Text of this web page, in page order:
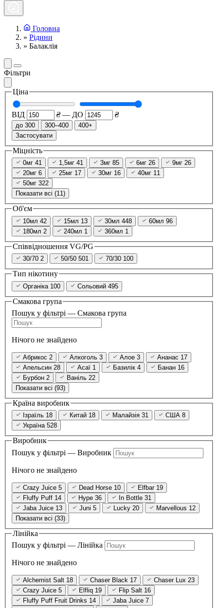
Головна
» Рідини
» Балаклія
Фільтри
Ціна
ВІД ₴ — ДО ₴
до 300 300–400
400+
Застосувати
Міцність
0мг 41 1,5мг 41 3мг 85 6мг 26 9мг 26
20мг 6 25мг 17 30мг 16 40мг 11
50мг 322
Показати всі (11)
Об'єм
10мл 42 15мл 13 30мл 448 60мл 96
180мл 2 240мл 1 360мл 1
Співвідношення VG/PG
30/70 2 50/50 501 70/30 100
Тип нікотину
Органіка 100 Сольовий 495
Смакова група
Пошук у фільтрі — Смакова група
Нічого не знайдено
Абрикос 2 Алкоголь 3 Алое 3 Ананас 17
Апельсин 28 Асаї 1 Базилік 4 Банан 16
Бурбон 2 Ваніль 22
Показати всі (93)
Країна виробник
Ізраїль 18 Китай 18 Малайзія 31 США 8
Україна 528
Виробник
Пошук у фільтрі — Виробник
Нічого не знайдено
Crazy Juice 5 Dead Horse 10 Elfbar 19
Fluffy Puff 14 Hype 36 In Bottle 31
Jaba Juice 13 Juni 5 Lucky 20 Marvellous 12
Показати всі (33)
Лінійка
Пошук у фільтрі — Лінійка
Нічого не знайдено
Alchemist Salt 18 Chaser Black 17 Chaser Lux 23
Crazy Juice 5 Elfliq 19 Flip Salt 16
Fluffy Puff Fruit Drinks 14 Jaba Juice 7